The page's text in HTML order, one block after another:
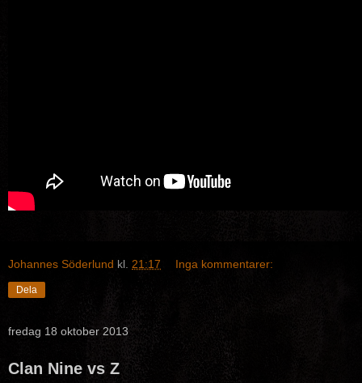
Johannes Söderlund kl. 21:17 Inga kommentarer:
Dela
fredag 18 oktober 2013
Clan Nine vs Z